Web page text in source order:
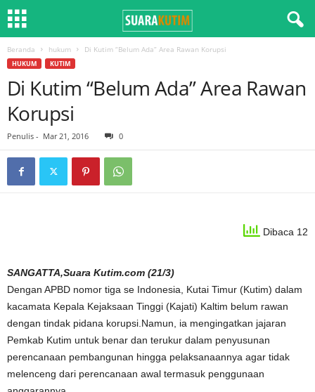
Beranda hukum Di Kutim “Belum Ada” Area Rawan Korupsi
HUKUM KUTIM
Di Kutim “Belum Ada” Area Rawan
Korupsi
Penulis - Mar 21, 2016 0
Dibaca 12
SANGATTA,Suara Kutim.com (21/3)
Dengan APBD nomor tiga se Indonesia, Kutai Timur (Kutim) dalam
kacamata Kepala Kejaksaan Tinggi (Kajati) Kaltim belum rawan
dengan tindak pidana korupsi.Namun, ia mengingatkan jajaran
Pemkab Kutim untuk benar dan terukur dalam penyusunan
perencanaan pembangunan hingga pelaksanaannya agar tidak
melenceng dari perencanaan awal termasuk penggunaan